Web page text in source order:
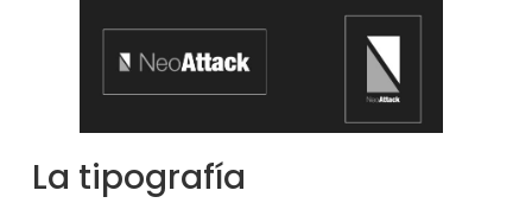
La tipografía